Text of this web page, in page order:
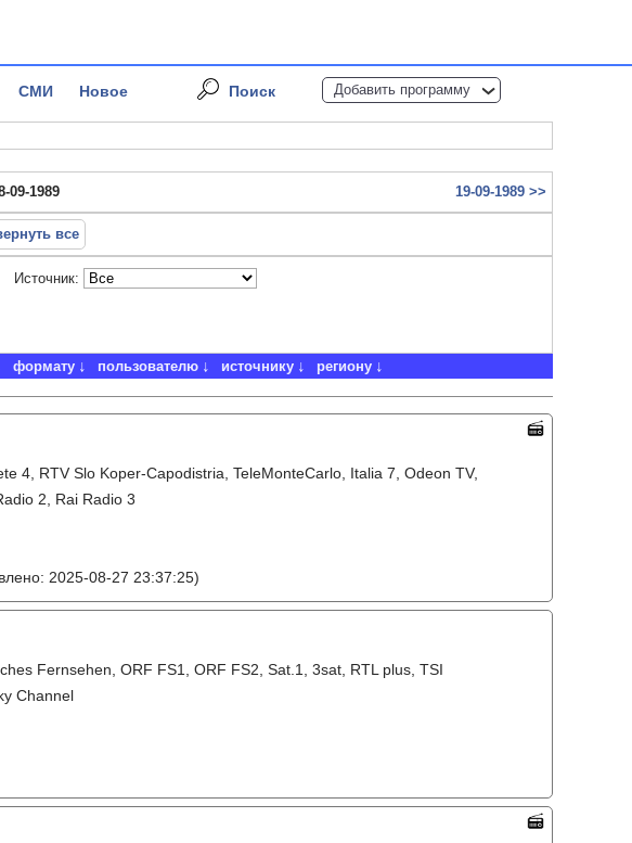
СМИ Новое Поиск Добавить программу
09-1989 19-09-1989 >>
все
Источник:
формату пользователю источнику региону
4, RTV Slo Koper-Capodistria, TeleMonteCarlo, Italia 7, Odeon TV,
2, Rai Radio 3
2025-08-27 23:37:25)
Fernsehen, ORF FS1, ORF FS2, Sat.1, 3sat, RTL plus, TSI
Channel